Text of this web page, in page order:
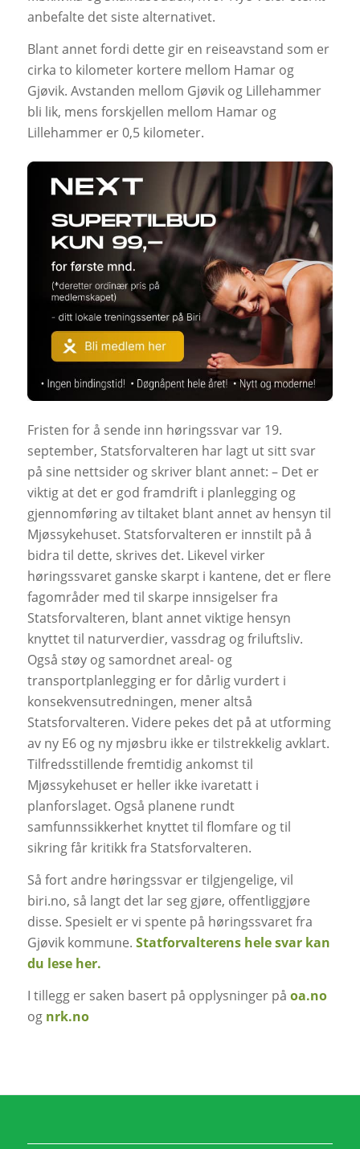
anbefalte det siste alternativet.
Blant annet fordi dette gir en reiseavstand som er
cirka to kilometer kortere mellom Hamar og
Gjøvik. Avstanden mellom Gjøvik og Lillehammer
bli lik, mens forskjellen mellom Hamar og
Lillehammer er 0,5 kilometer.
Fristen for å sende inn høringssvar var 19.
september, Statsforvalteren har lagt ut sitt svar
på sine nettsider og skriver blant annet: – Det er
viktig at det er god framdrift i planlegging og
gjennomføring av tiltaket blant annet av hensyn til
Mjøssykehuset. Statsforvalteren er innstilt på å
bidra til dette, skrives det. Likevel virker
høringssvaret ganske skarpt i kantene, det er flere
fagområder med til skarpe innsigelser fra
Statsforvalteren, blant annet viktige hensyn
knyttet til naturverdier, vassdrag og friluftsliv.
Også støy og samordnet areal- og
transportplanlegging er for dårlig vurdert i
konsekvensutredningen, mener altså
Statsforvalteren. Videre pekes det på at utforming
av ny E6 og ny mjøsbru ikke er tilstrekkelig avklart.
Tilfredsstillende fremtidig ankomst til
Mjøssykehuset er heller ikke ivaretatt i
planforslaget. Også planene rundt
samfunnssikkerhet knyttet til flomfare og til
sikring får kritikk fra Statsforvalteren.
Så fort andre høringssvar er tilgjengelige, vil
biri.no, så langt det lar seg gjøre, offentliggjøre
disse. Spesielt er vi spente på høringssvaret fra
Gjøvik kommune. Statforvalterens hele svar kan
du lese her.
I tillegg er saken basert på opplysninger på oa.no
og nrk.no